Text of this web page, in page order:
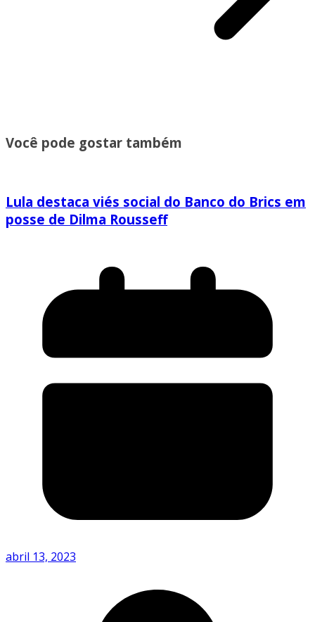
Você pode gostar também
Lula destaca viés social do Banco do Brics em
posse de Dilma Rousseff
abril 13, 2023